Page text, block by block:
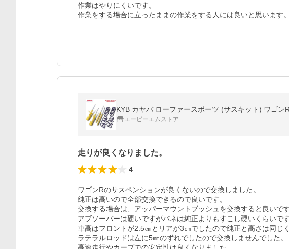
作業はやりにくいです。
作業をする場合に立ったままの作業をする人には良いと思います。
KYB カヤバ ローファースポーツ (サスキット) ワゴ
エービーエムストア
走りが良くなりました。
4
ワゴンRのサスペンションが良くないので交換しました。
純正は高いので全部交換できるので良いです。
交換する場合は、アッパーマウントブッシュを交換すると良いです
アブソーバーは硬いですがバネは純正よりもすこし硬いくらいです
車高はフロントが2.5㎝とリアが3㎝でしたので純正と高さは同じく
ラテラルロッドは左に5㎜のずれでしたので交換しませんでした。